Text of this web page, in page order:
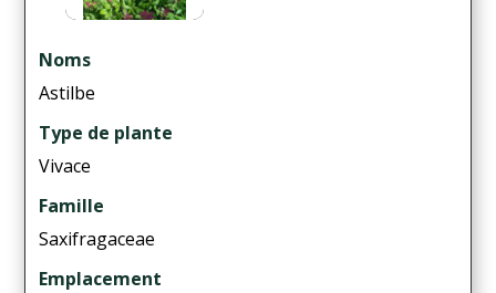
Noms
Astilbe
Type de plante
Vivace
Famille
Saxifragaceae
Emplacement